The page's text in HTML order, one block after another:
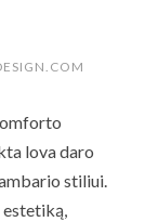
lova daro
stiliui.